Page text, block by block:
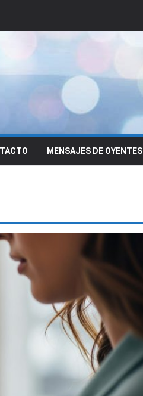
MENSAJES DE OYENTES